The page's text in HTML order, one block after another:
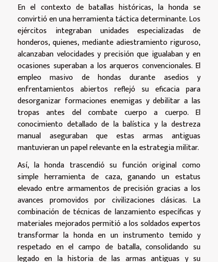
En el contexto de batallas históricas, la honda se
convirtió en una herramienta táctica determinante. Los
ejércitos integraban unidades especializadas de
honderos, quienes, mediante adiestramiento riguroso,
alcanzaban velocidades y precisión que igualaban y en
ocasiones superaban a los arqueros convencionales. El
empleo masivo de hondas durante asedios y
enfrentamientos abiertos reflejó su eficacia para
desorganizar formaciones enemigas y debilitar a las
tropas antes del combate cuerpo a cuerpo. El
conocimiento detallado de la balística y la destreza
manual aseguraban que estas armas antiguas
mantuvieran un papel relevante en la estrategia militar.
Así, la honda trascendió su función original como
simple herramienta de caza, ganando un estatus
elevado entre armamentos de precisión gracias a los
avances promovidos por civilizaciones clásicas. La
combinación de técnicas de lanzamiento específicas y
materiales mejorados permitió a los soldados expertos
transformar la honda en un instrumento temido y
respetado en el campo de batalla, consolidando su
legado en la historia de las armas antiguas y su